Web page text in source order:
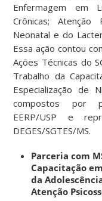
Enfermagem em
Crônicas; Atenção
Neonatal e do
Essa ação contou
Ações Técnicas do
Trabalho da
Especialização de
compostos por
EERP/USP e
DEGES/SGTES/MS.
Parceria com
Capacitação
da
Atenção